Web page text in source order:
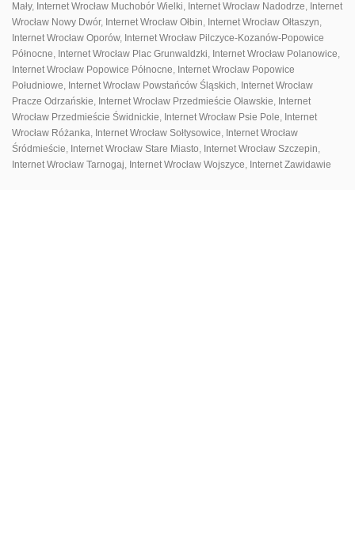
Mały, Internet Wrocław Muchobór Wielki, Internet Wrocław Nadodrze, Internet
Wrocław Nowy Dwór, Internet Wrocław Ołbin, Internet Wrocław Ołtaszyn,
Internet Wrocław Oporów, Internet Wrocław Pilczyce-Kozanów-Popowice
Północne, Internet Wrocław Plac Grunwaldzki, Internet Wrocław Polanowice,
Internet Wrocław Popowice Północne, Internet Wrocław Popowice
Południowe, Internet Wrocław Powstańców Śląskich, Internet Wrocław
Pracze Odrzańskie, Internet Wrocław Przedmieście Oławskie, Internet
Wrocław Przedmieście Świdnickie, Internet Wrocław Psie Pole, Internet
Wrocław Różanka, Internet Wrocław Sołtysowice, Internet Wrocław
Śródmieście, Internet Wrocław Stare Miasto, Internet Wrocław Szczepin,
Internet Wrocław Tarnogaj, Internet Wrocław Wojszyce, Internet Zawidawie